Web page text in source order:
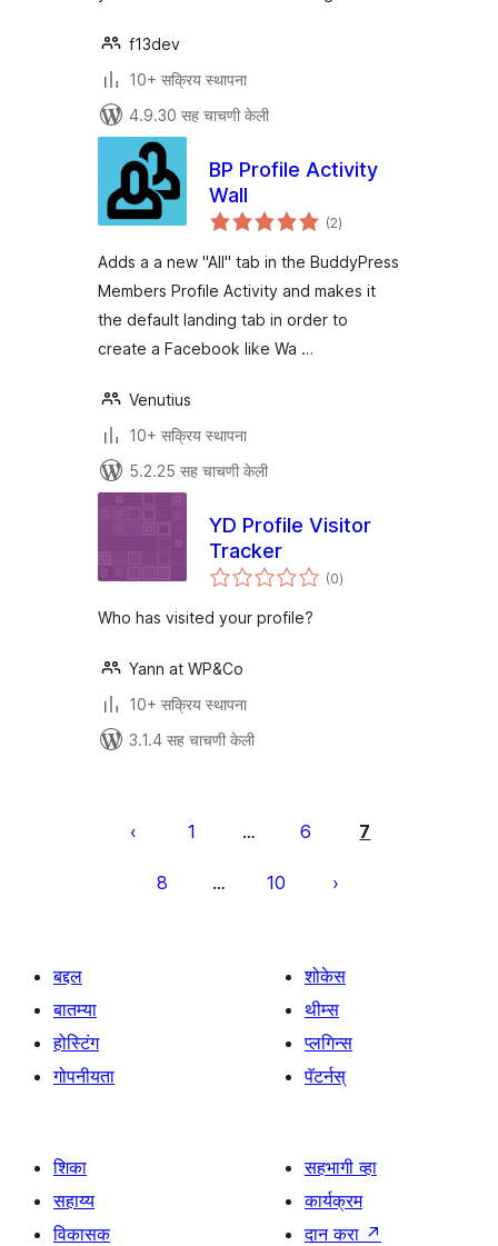
f13dev
10+ सक्रिय स्थापना
4.9.30 सह चाचणी केली
BP Profile Activity
Wall
(2एकूण
मूल्यांकन
)
Adds a a new "All" tab in the BuddyPress
Members Profile Activity and makes it
the default landing tab in order to
create a Facebook like Wa …
Venutius
10+ सक्रिय स्थापना
5.2.25 सह चाचणी केली
YD Profile Visitor
Tracker
(0एकूण
मूल्यांकन
)
Who has visited your profile?
Yann at WP&Co
10+ सक्रिय स्थापना
3.1.4 सह चाचणी केली
पृष्ठांकन
1 … 6 7
8 … 10
बद्दल
बातम्या
होस्टिंग
गोपनीयता
शोकेस
थीम्स
प्लगिन्स
पॅटर्नस्
शिका
सहाय्य
विकासक
सहभागी व्हा
कार्यक्रम
दान करा ↗